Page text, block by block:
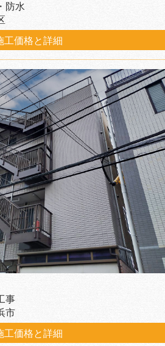
防水
工価格と詳細
事
市
工価格と詳細